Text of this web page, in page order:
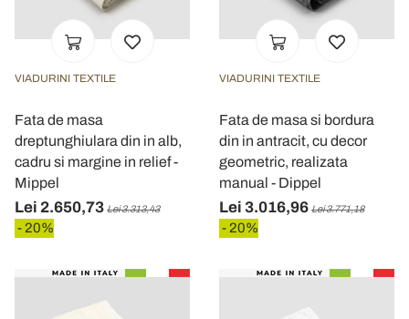
VIADURINI TEXTILE
Fata de masa
dreptunghiulara din in alb,
cadru si margine in relief -
Mippel
Lei 2.650,73 Lei 3.313,43
- 20%
VIADURINI TEXTILE
Fata de masa si bordura
din in antracit, cu decor
geometric, realizata
manual - Dippel
Lei 3.016,96 Lei 3.771,18
- 20%